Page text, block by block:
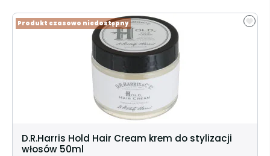
D.R.Harris Hold Hair Cream krem do stylizacji
włosów 50ml
Produkt czasowo niedostępny